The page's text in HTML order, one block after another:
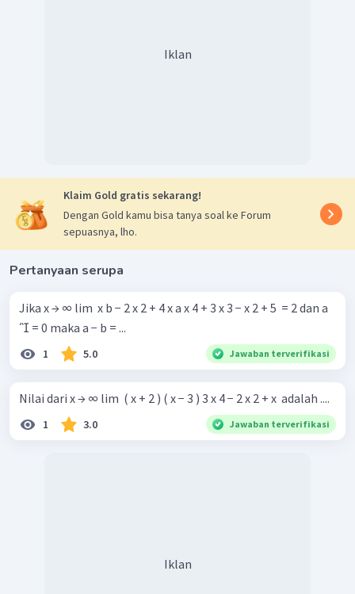
Iklan
Klaim Gold gratis sekarang!
Dengan Gold kamu bisa tanya soal ke Forum
sepuasnya, lho.
Pertanyaan serupa
Jika x → ∞ lim ​ x b − 2 x 2 + 4 x a x 4 + 3 x 3 − x 2 + 5 ​ = 2 dan a
 = 0 maka a − b = ...
1 5.0 Jawaban terverifikasi
Nilai dari x → ∞ lim ​ ( x + 2 ) ( x − 3 ) 3 x 4 − 2 x 2 + x ​ adalah ....
1 3.0 Jawaban terverifikasi
Iklan